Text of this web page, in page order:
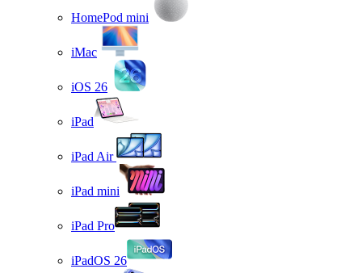
HomePod mini
iMac
iOS 26
iPad
iPad Air
iPad mini
iPad Pro
iPadOS 26